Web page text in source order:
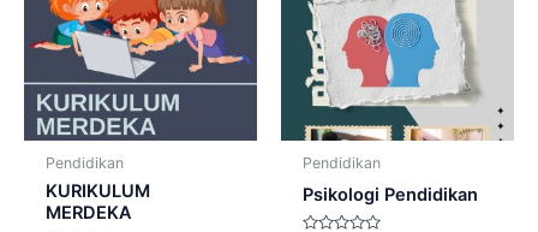
Pendidikan
KURIKULUM
MERDEKA
Pendidikan
Psikologi Pendidikan